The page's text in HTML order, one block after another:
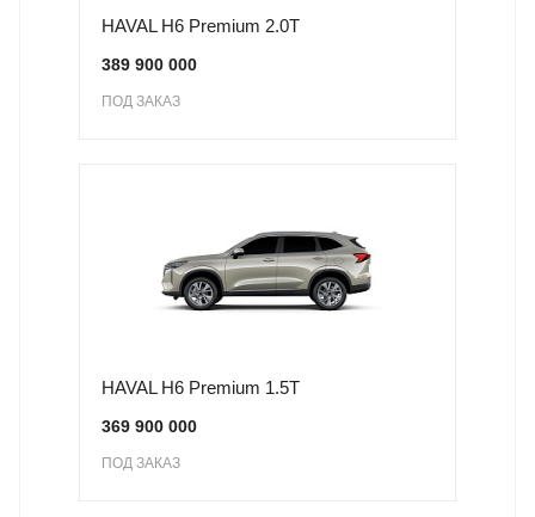
HAVAL H6 Premium 2.0T
389 900 000
ПОД ЗАКАЗ
HAVAL H6 Premium 1.5T
369 900 000
ПОД ЗАКАЗ